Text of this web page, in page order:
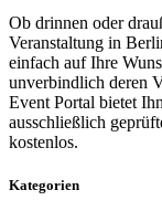
Ob drinnen oder
Veranstaltung in
einfach auf Ihre
unverbindlich deren
Event Portal bietet
ausschließlich
kostenlos.
Kategorien